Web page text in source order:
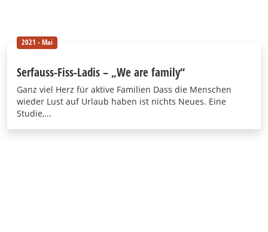
2021 - Mai
Serfauss-Fiss-Ladis – „We are family“
Ganz viel Herz für aktive Familien Dass die Menschen
wieder Lust auf Urlaub haben ist nichts Neues. Eine
Studie,...